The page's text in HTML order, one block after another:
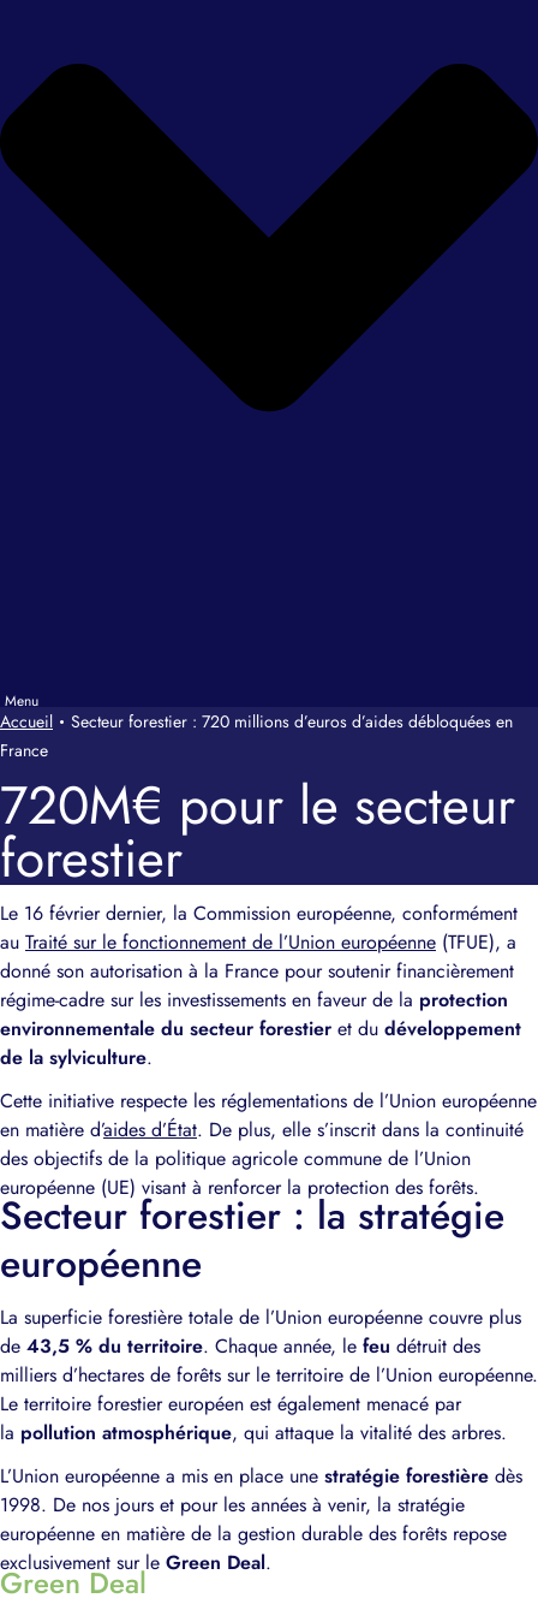
Accueil
Secteur forestier : 720 millions d’euros d’aides débloquées en
France
720M€ pour le secteur
forestier
Le 16 février dernier, la Commission européenne, conformément
au Traité sur le fonctionnement de l’Union européenne (TFUE), a
donné son autorisation à la France pour soutenir financièrement
régime-cadre sur les investissements en faveur de la protection
environnementale du secteur forestier et du développement
de la sylviculture.
Cette initiative respecte les réglementations de l’Union européenne
en matière d’aides d’État. De plus, elle s’inscrit dans la continuité
des objectifs de la politique agricole commune de l’Union
européenne (UE) visant à renforcer la protection des forêts.
Secteur forestier : la stratégie
européenne
La superficie forestière totale de l’Union européenne couvre plus
de 43,5 % du territoire. Chaque année, le feu détruit des
milliers d’hectares de forêts sur le territoire de l’Union européenne.
Le territoire forestier européen est également menacé par
la pollution atmosphérique, qui attaque la vitalité des arbres.
L’Union européenne a mis en place une stratégie forestière dès
1998. De nos jours et pour les années à venir, la stratégie
européenne en matière de la gestion durable des forêts repose
exclusivement sur le Green Deal.
Green Deal